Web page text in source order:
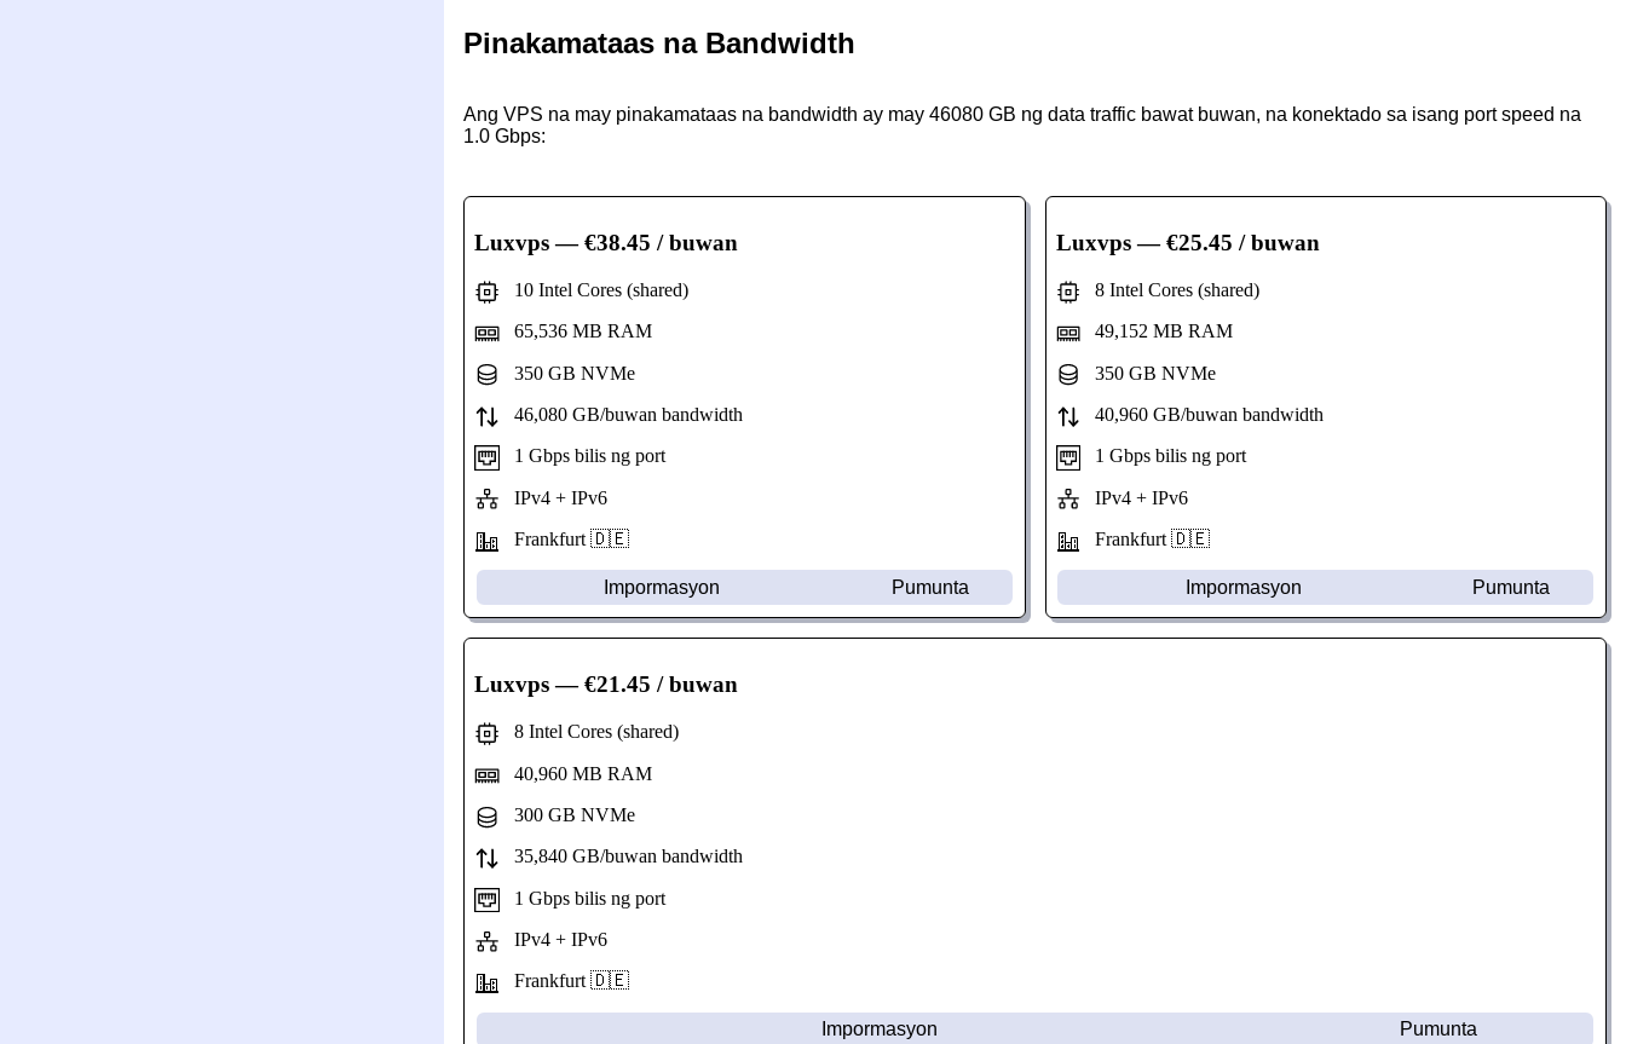
Pinakamataas na Bandwidth
Ang VPS na may pinakamataas na bandwidth ay may 46080 GB ng data traffic bawat buwan, na konektado sa isang port speed na
1.0 Gbps:
Luxvps— €38.45 / buwan
10 Intel Cores (shared)
65,536 MB RAM
350 GB NVMe
46,080 GB/buwan bandwidth
1 Gbps bilis ng port
IPv4 + IPv6
Frankfurt 🇩🇪
Impormasyon Pumunta
Luxvps— €25.45 / buwan
8 Intel Cores (shared)
49,152 MB RAM
350 GB NVMe
40,960 GB/buwan bandwidth
1 Gbps bilis ng port
IPv4 + IPv6
Frankfurt 🇩🇪
Impormasyon Pumunta
Luxvps— €21.45 / buwan
8 Intel Cores (shared)
40,960 MB RAM
300 GB NVMe
35,840 GB/buwan bandwidth
1 Gbps bilis ng port
IPv4 + IPv6
Frankfurt 🇩🇪
Impormasyon Pumunta